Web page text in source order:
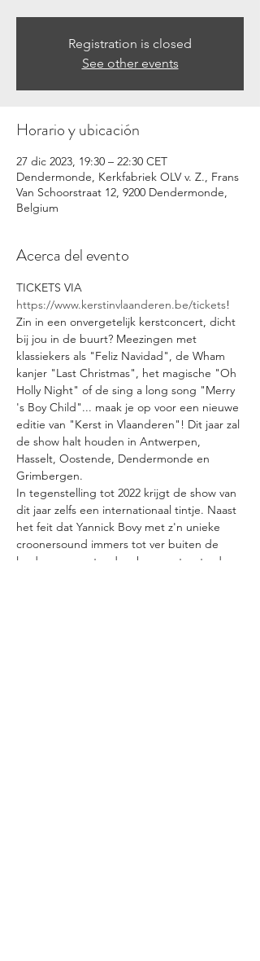
Registration is closed
See other events
Horario y ubicación
27 dic 2023, 19:30 – 22:30 CET
Dendermonde, Kerkfabriek OLV v. Z., Frans
Van Schoorstraat 12, 9200 Dendermonde,
Belgium
Acerca del evento
TICKETS VIA
https://www.kerstinvlaanderen.be/tickets!
Zin in een onvergetelijk kerstconcert, dicht
bij jou in de buurt? Meezingen met
klassiekers als "Feliz Navidad", de Wham
kanjer "Last Christmas", het magische "Oh
Holly Night" of de sing a long song "Merry
's Boy Child"... maak je op voor een nieuwe
editie van "Kerst in Vlaanderen"! Dit jaar zal
de show halt houden in Antwerpen,
Hasselt, Oostende, Dendermonde en
Grimbergen.
In tegenstelling tot 2022 krijgt de show van
dit jaar zelfs een internationaal tintje. Naast
het feit dat Yannick Bovy met z'n unieke
croonersound immers tot ver buiten de
landsgrenzen steeds vaker moet optreden